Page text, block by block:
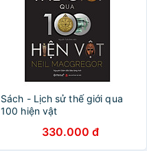
Sách - Lịch sử thế giới qua
100 hiện vật
330.000 đ